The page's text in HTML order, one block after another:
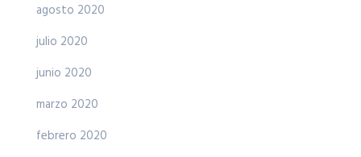
agosto 2020
julio 2020
junio 2020
marzo 2020
febrero 2020